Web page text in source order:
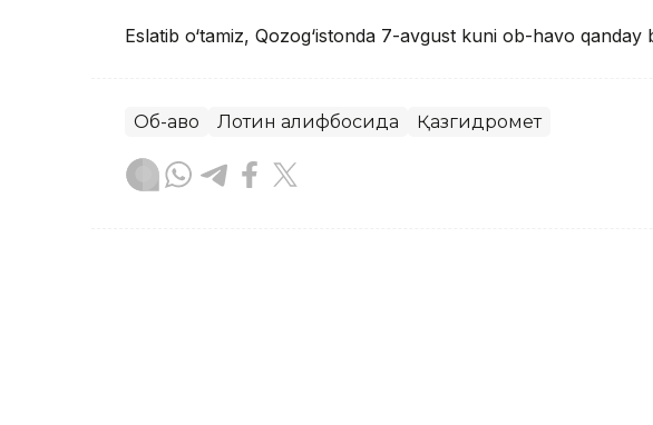
Eslatib o‘tamiz, Qozog‘istonda 7-avgust kuni ob-havo qanday
Об-ҳаво Лотин алифбосида Қазгидромет